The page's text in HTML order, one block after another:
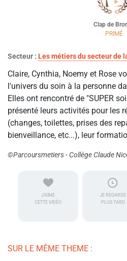
Clap de
PRIMÉ
Secteur : Les métiers du secteur de
Claire, Cynthia, Noemy et Rose
l'univers du soin à la personne
Elles ont rencontré de "SUPER
présenté leurs activités pour les
(changes, toilettes, prises des
bienveillance, etc...), leur
©Parcoursmetiers - Collège Claude
J'AIME
CETTE VIDÉO
JE REGARDE
PLUS TARD
SUR LE MÊME THEME :